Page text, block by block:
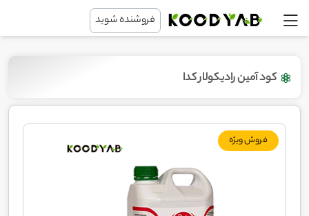
فروشنده شوید
کود آمین رادیکولار کدا
فروش ویژه